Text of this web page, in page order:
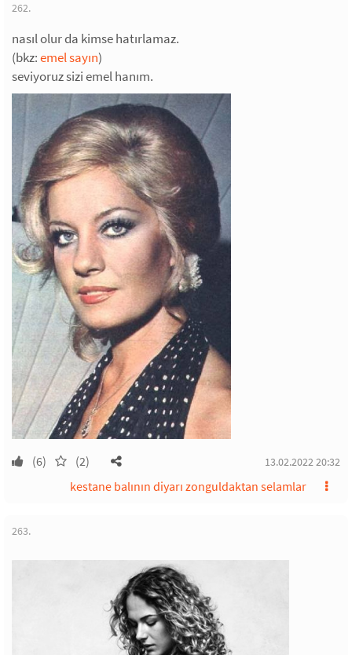
262.
nasıl olur da kimse hatırlamaz.
(bkz:emel sayın)
seviyoruz sizi emel hanım.
(6) (2) 13.02.2022 20:32
kestane balının diyarı zonguldaktan selamlar
263.